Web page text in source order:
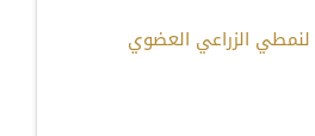
الزراعي العضوي